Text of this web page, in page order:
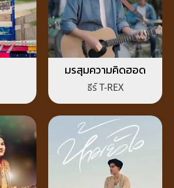
มรสุมความคิดฮอด
ธีร์ T-REX